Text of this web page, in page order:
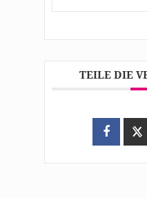
TEILE DIE